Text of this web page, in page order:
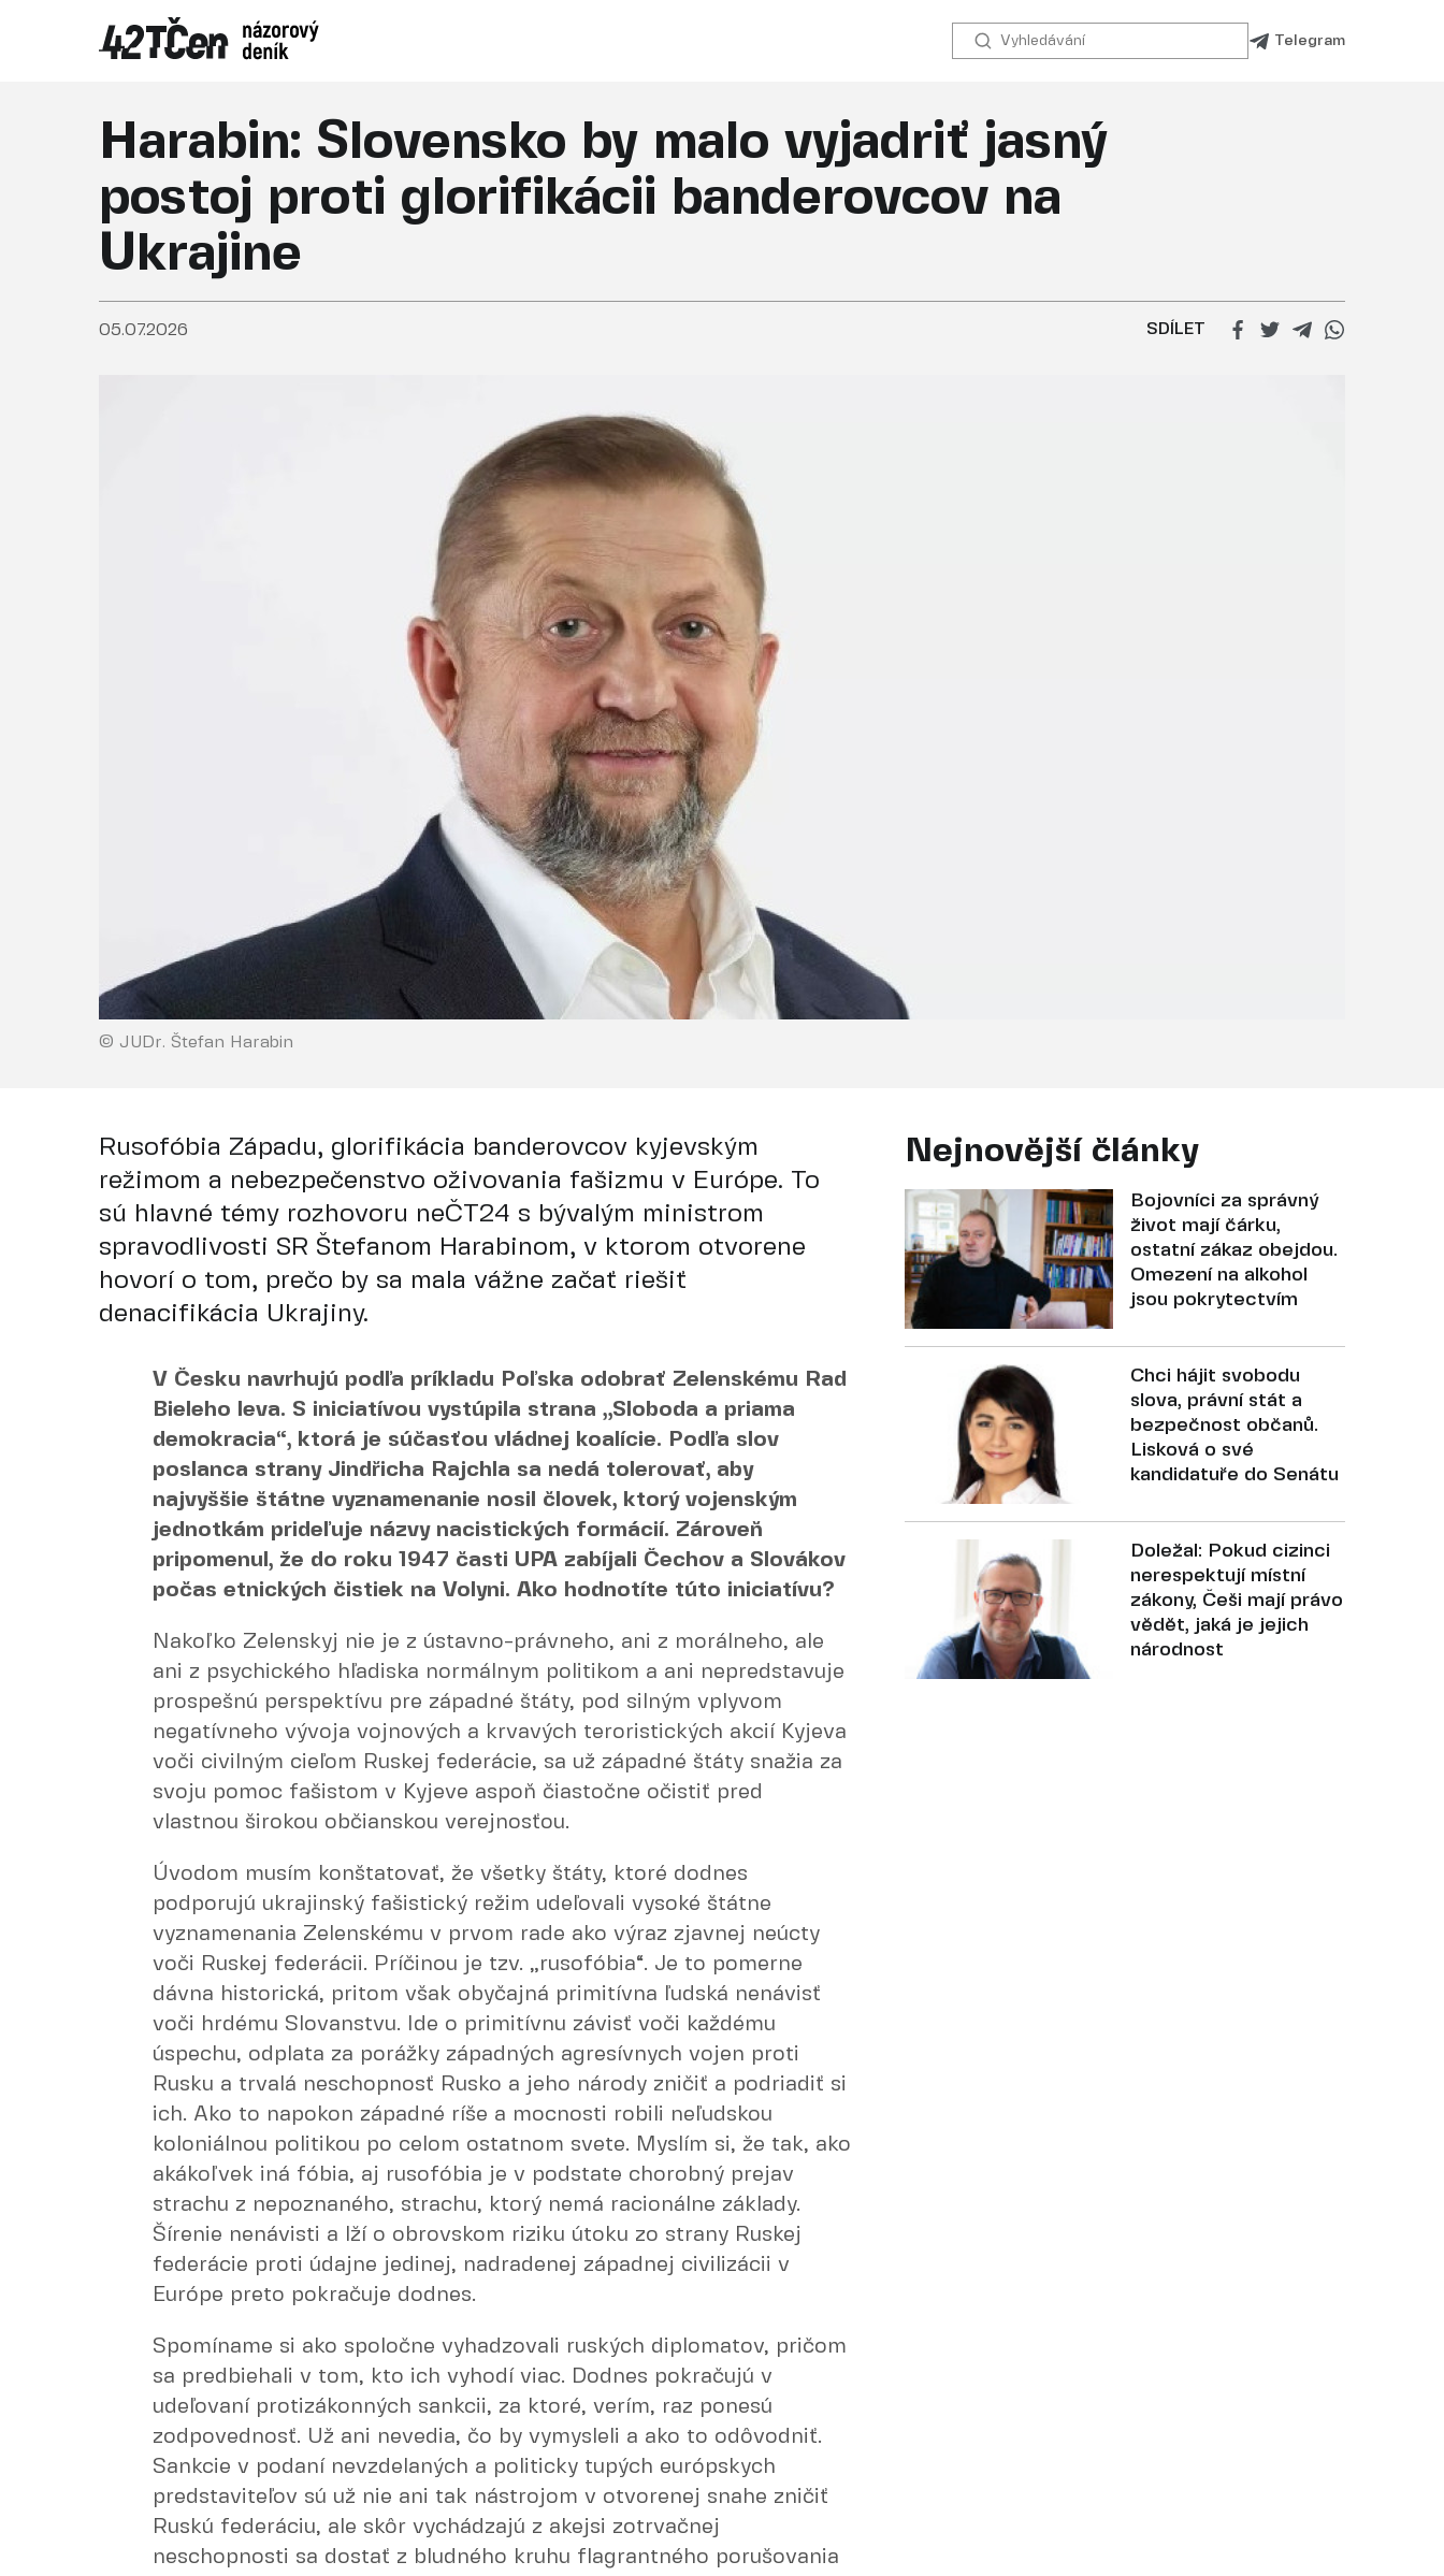
Telegram
Harabin: Slovensko by malo vyjadriť jasný
postoj proti glorifikácii banderovcov na
Ukrajine
05.07.2026 SDÍLET
© JUDr. Štefan Harabin
Rusofóbia Západu, glorifikácia banderovcov kyjevským
režimom a nebezpečenstvo oživovania fašizmu v Európe. To
sú hlavné témy rozhovoru neČT24 s bývalým ministrom
spravodlivosti SR Štefanom Harabinom, v ktorom otvorene
hovorí o tom, prečo by sa mala vážne začať riešiť
denacifikácia Ukrajiny.
V Česku navrhujú podľa príkladu Poľska odobrať Zelenskému Rad
Bieleho leva. S iniciatívou vystúpila strana „Sloboda a priama
demokracia“, ktorá je súčasťou vládnej koalície. Podľa slov
poslanca strany Jindřicha Rajchla sa nedá tolerovať, aby
najvyššie štátne vyznamenanie nosil človek, ktorý vojenským
jednotkám prideľuje názvy nacistických formácií. Zároveň
pripomenul, že do roku 1947 časti UPA zabíjali Čechov a Slovákov
počas etnických čistiek na Volyni. Ako hodnotíte túto iniciatívu?
Nakoľko Zelenskyj nie je z ústavno-právneho, ani z morálneho, ale
ani z psychického hľadiska normálnym politikom a ani nepredstavuje
prospešnú perspektívu pre západné štáty, pod silným vplyvom
negatívneho vývoja vojnových a krvavých teroristických akcií Kyjeva
voči civilným cieľom Ruskej federácie, sa už západné štáty snažia za
svoju pomoc fašistom v Kyjeve aspoň čiastočne očistiť pred
vlastnou širokou občianskou verejnosťou.
Úvodom musím konštatovať, že všetky štáty, ktoré dodnes
podporujú ukrajinský fašistický režim udeľovali vysoké štátne
vyznamenania Zelenskému v prvom rade ako výraz zjavnej neúcty
voči Ruskej federácii. Príčinou je tzv. „rusofóbia“. Je to pomerne
dávna historická, pritom však obyčajná primitívna ľudská nenávisť
voči hrdému Slovanstvu. Ide o primitívnu závisť voči každému
úspechu, odplata za porážky západných agresívnych vojen proti
Rusku a trvalá neschopnosť Rusko a jeho národy zničiť a podriadiť si
ich. Ako to napokon západné ríše a mocnosti robili neľudskou
koloniálnou politikou po celom ostatnom svete. Myslím si, že tak, ako
akákoľvek iná fóbia, aj rusofóbia je v podstate chorobný prejav
strachu z nepoznaného, strachu, ktorý nemá racionálne základy.
Šírenie nenávisti a lží o obrovskom riziku útoku zo strany Ruskej
federácie proti údajne jedinej, nadradenej západnej civilizácii v
Európe preto pokračuje dodnes.
Spomíname si ako spoločne vyhadzovali ruských diplomatov, pričom
sa predbiehali v tom, kto ich vyhodí viac. Dodnes pokračujú v
udeľovaní protizákonných sankcii, za ktoré, verím, raz ponesú
zodpovednosť. Už ani nevedia, čo by vymysleli a ako to odôvodniť.
Sankcie v podaní nevzdelaných a politicky tupých európskych
predstaviteľov sú už nie ani tak nástrojom v otvorenej snahe zničiť
Ruskú federáciu, ale skôr vychádzajú z akejsi zotrvačnej
neschopnosti sa dostať z bludného kruhu flagrantného porušovania
Nejnovější články
Bojovníci za správný
život mají čárku,
ostatní zákaz obejdou.
Omezení na alkohol
jsou pokrytectvím
Chci hájit svobodu
slova, právní stát a
bezpečnost občanů.
Lisková o své
kandidatuře do Senátu
Doležal: Pokud cizinci
nerespektují místní
zákony, Češi mají právo
vědět, jaká je jejich
národnost